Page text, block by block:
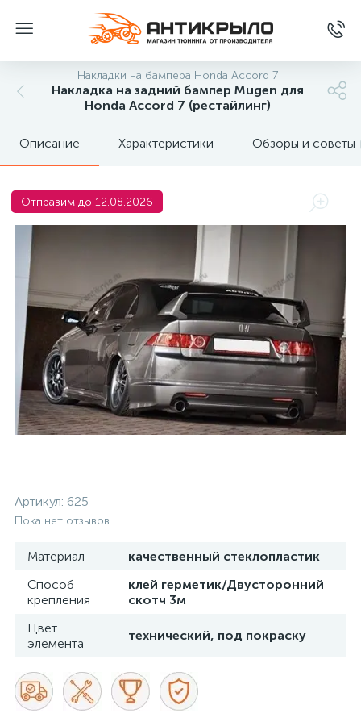
Накладки на бампера Honda Accord 7
Накладка на задний бампер Mugen для
Honda Accord 7 (рестайлинг)
Описание Характеристики Обзоры и советы
Отправим до 12.08.2026
Артикул: 625
Пока нет отзывов
Материал
качественный стеклопластик
Способ
крепления
клей герметик/Двусторонний
скотч 3м
Цвет
элемента
технический, под покраску